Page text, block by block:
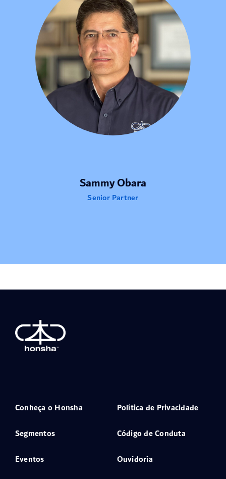
Sammy Obara
Senior Partner
Conheça o Honsha
Segmentos
Eventos
Política de Privacidade
Código de Conduta
Ouvidoria